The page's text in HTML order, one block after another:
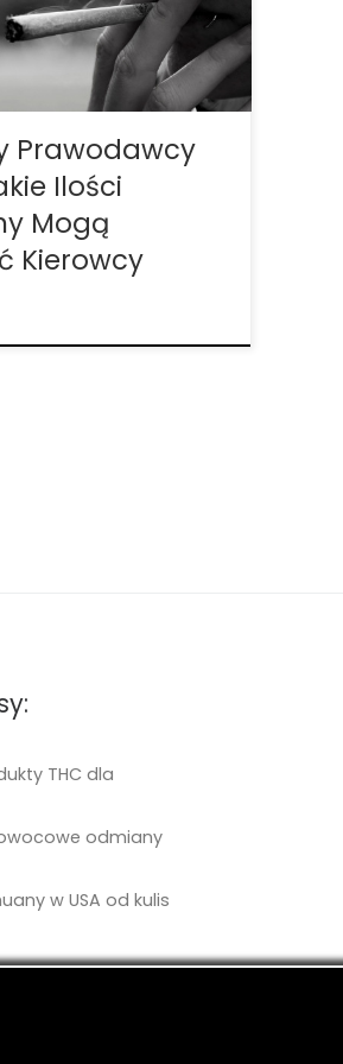
Państwowy
do badania, czy
bezpiecznie kierować
wpływem marihuany.
Prawodawcy
Ilości
Mogą
Kierowcy
THC dla
odmiany
w USA od kulis